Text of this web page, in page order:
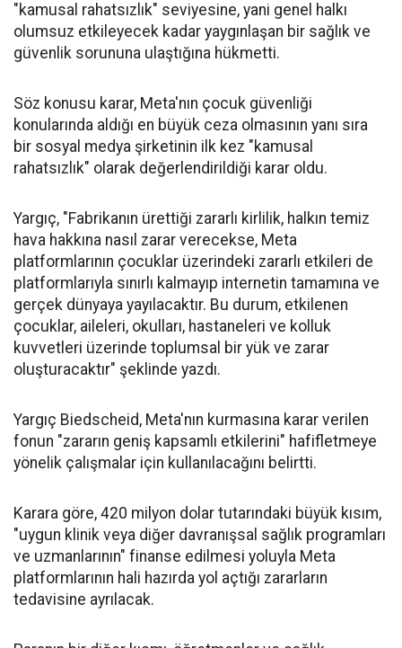
"kamusal rahatsızlık" seviyesine, yani genel halkı
olumsuz etkileyecek kadar yaygınlaşan bir sağlık ve
güvenlik sorununa ulaştığına hükmetti.
Söz konusu karar, Meta'nın çocuk güvenliği
konularında aldığı en büyük ceza olmasının yanı sıra
bir sosyal medya şirketinin ilk kez "kamusal
rahatsızlık" olarak değerlendirildiği karar oldu.
Yargıç, "Fabrikanın ürettiği zararlı kirlilik, halkın temiz
hava hakkına nasıl zarar verecekse, Meta
platformlarının çocuklar üzerindeki zararlı etkileri de
platformlarıyla sınırlı kalmayıp internetin tamamına ve
gerçek dünyaya yayılacaktır. Bu durum, etkilenen
çocuklar, aileleri, okulları, hastaneleri ve kolluk
kuvvetleri üzerinde toplumsal bir yük ve zarar
oluşturacaktır" şeklinde yazdı.
Yargıç Biedscheid, Meta'nın kurmasına karar verilen
fonun "zararın geniş kapsamlı etkilerini" hafifletmeye
yönelik çalışmalar için kullanılacağını belirtti.
Karara göre, 420 milyon dolar tutarındaki büyük kısım,
"uygun klinik veya diğer davranışsal sağlık programları
ve uzmanlarının" finanse edilmesi yoluyla Meta
platformlarının hali hazırda yol açtığı zararların
tedavisine ayrılacak.